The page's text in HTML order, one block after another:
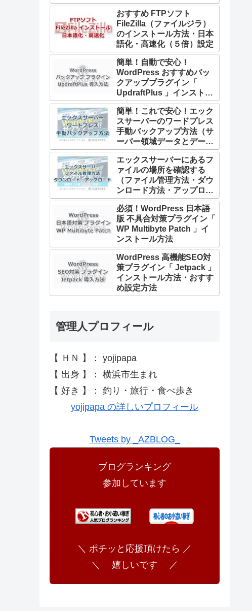
使い方
おすすめ FTPソフト
FileZilla（ファイルジラ）
のインストール方法・日本
語化・高速化（５倍）設定
簡単！自動で安心！
WordPress おすすめバッ
クアッププラグイン「
UpdraftPlus 」インストー
ル・設定・バックアップ・
復元方法
簡単！これで安心！エック
スサーバーのワードプレス
手動バックアップ方法（サ
ーバー領域データとデータ
ベース）
エックスサーバーにあるフ
ァイルの場所を確認する
（ファイル管理方法・ダウ
ンロード方法・アップロー
ド方法・削除方法）
必須！WordPress 日本語
版 不具合対策プラグイン「
WP Multibyte Patch 」イ
ンストール方法
WordPress 高機能SEO対
策プラグイン「 Jetpack 」
インストール方法・おすす
め設定方法
管理人プロフィール
【 ＨＮ 】： yojipapa
【 出身 】： 横浜市生まれ
【 好き 】： 釣り・旅行・食べ歩き
yojipapa の詳しいプロフィール
Tweets by _AZBLOG_
ブログランキング
参加しています
＼ ポチッと応援頂けたら ／
＼ 嬉しいです ／